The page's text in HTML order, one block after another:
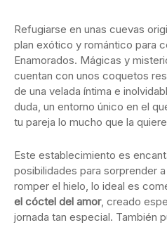
Refugiarse en unas cuevas
plan exótico y romántico para
Enamorados. Mágicas y
cuentan con unos coquetos
de una velada íntima e
duda, un entorno único en el
tu pareja lo mucho que la
Este establecimiento es
posibilidades para sorprender
romper el hielo, lo ideal es
el cóctel del amor, creado
jornada tan especial. También